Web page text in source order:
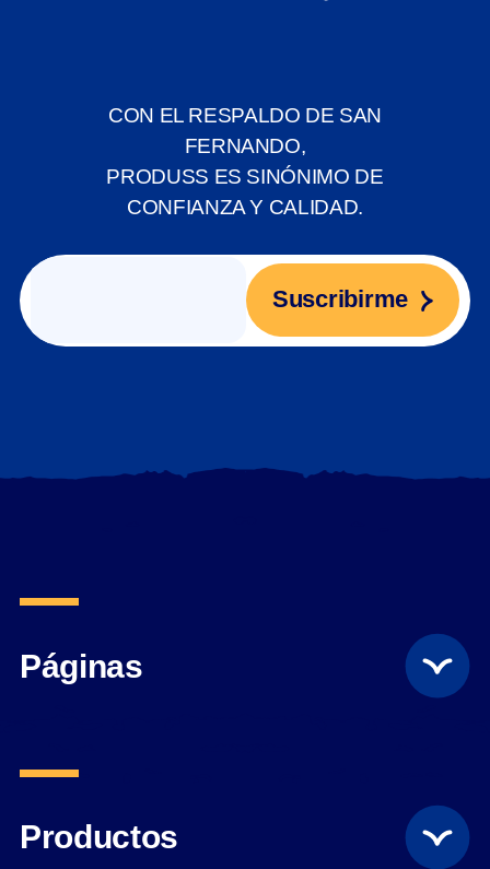
CON EL RESPALDO DE SAN
FERNANDO,
PRODUSS ES SINÓNIMO DE
CONFIANZA Y CALIDAD.
Suscribirme
Páginas
Productos